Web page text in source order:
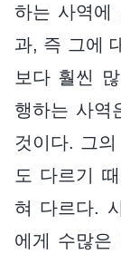
하는 사역에
과, 즉 그에
보다 훨씬
행하는 사역
것이다. 그
도 다르기
혀 다르다.
에게 수많은